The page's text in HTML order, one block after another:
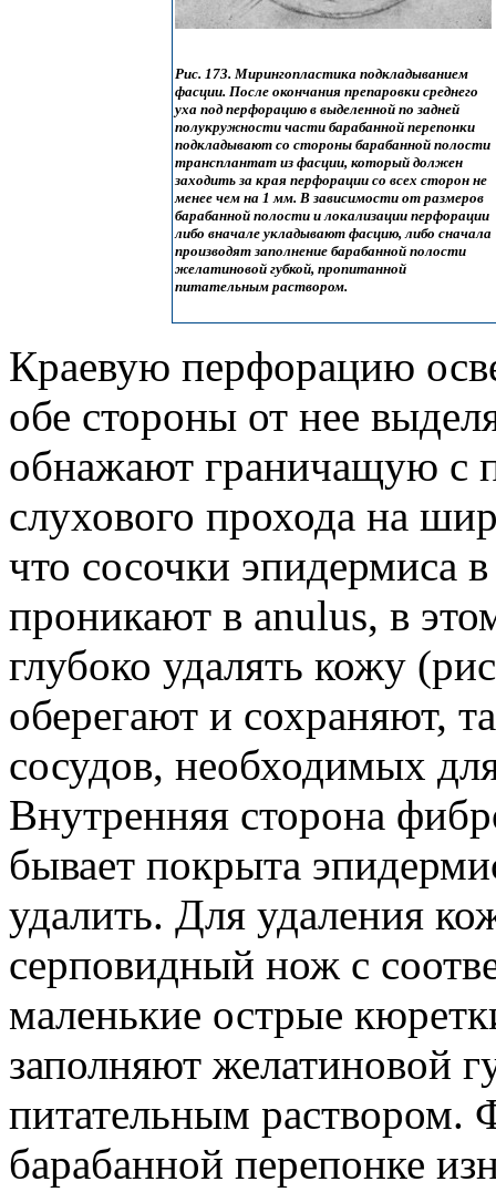
Рис. 173. Мирингопластика подкладыванием
фасции. После окончания препаровки среднего
уха под перфорацию в выделенной по задней
полукружности части барабанной перепонки
подкладывают со стороны барабанной полости
трансплантат из фасции, который должен
заходить за края перфорации со всех сторон не
менее чем на 1 мм. В зависимости от размеров
барабанной полости и локализации перфорации
либо вначале укладывают фасцию, либо сначала
производят заполнение барабанной полости
желатиновой губкой, пропитанной
питательным раствором.
Краевую перфорацию
обе стороны от нее
обнажают граничащую с
слухового прохода на
что сосочки эпидермиса
проникают в anulus, в
глубоко удалять кожу
оберегают и сохраняют,
сосудов, необходимых
Внутренняя сторона
бывает покрыта
удалить. Для удаления
серповидный нож с
маленькие острые
заполняют желатиновой
питательным
барабанной перепонке